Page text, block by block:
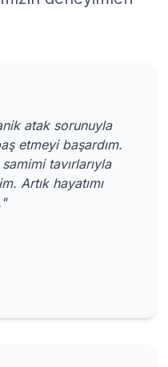
atak sorunuyla
etmeyi başardım.
tavırlarıyla
Artık hayatımı